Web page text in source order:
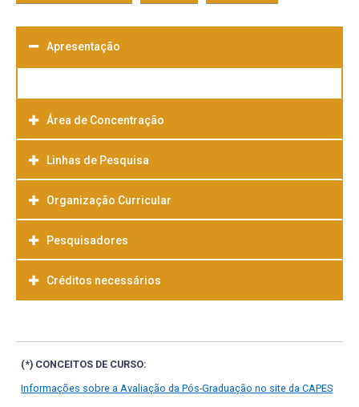
Apresentação
Área de Concentração
Linhas de Pesquisa
Organização Curricular
Pesquisadores
Créditos necessários
(*) CONCEITOS DE CURSO:
Informações sobre a Avaliação da Pós-Graduação no site da CAPES